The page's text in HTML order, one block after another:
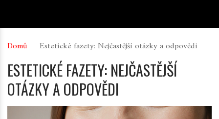
Domů Estetické fazety: Nejčastější otázky a odpovědi
ESTETICKÉ FAZETY: NEJČASTĚJŠÍ
OTÁZKY A ODPOVĚDI